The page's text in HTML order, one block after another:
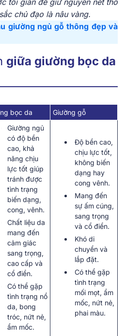
tối giản để giữ nguyên nét thô
chủ đạo là nâu vàng.
giường ngủ gỗ thông đẹp và
giữa giường bọc da
bọc da Giường gỗ
Giường ngủ
có độ bền
cao, khả
năng chịu
lực tốt giúp
tránh được
tình trạng
biến dạng,
cong, vênh.
Chất liệu da
mang đến
cảm giác
sang trọng,
cao cấp và
cổ điển.
Có thể gặp
tình trạng nổ
da, bong
tróc, nứt nẻ,
ẩm mốc.
Độ bền cao,
chịu lực tốt,
không biến
dạng hay
cong vênh.
Mang đến
sự ấm cúng,
sang trọng
và cổ điển.
Khó di
chuyển và
lắp đặt.
Có thể gặp
tình trạng
mối mọt, ẩm
mốc, nứt nẻ,
phai màu.